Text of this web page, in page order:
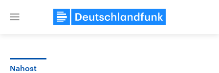
Close
Nahost